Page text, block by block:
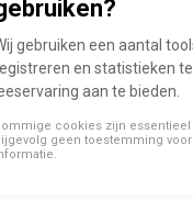
de
met een brede
Speciaal ontworpen
gebruiken een aantal
en statistieken
aan te bieden.
cookies zijn
geen toestemming